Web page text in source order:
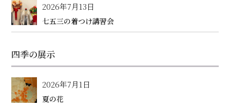
2026年7月13日
七五三の着つけ講習会
四季の展示
2026年7月1日
夏の花